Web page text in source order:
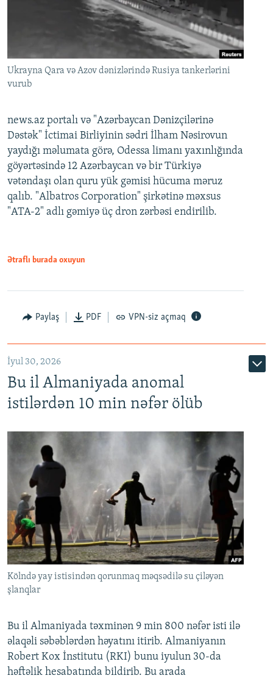
Ukrayna Qara və Azov dənizlərində Rusiya tankerlərini
vurub
news.az portalı və "Azərbaycan Dənizçilərinə
Dəstək" İctimai Birliyinin sədri İlham Nəsirovun
yaydığı məlumata görə, Odessa limanı yaxınlığında
göyərtəsində 12 Azərbaycan və bir Türkiyə
vətəndaşı olan quru yük gəmisi hücuma məruz
qalıb. "Albatros Corporation" şirkətinə məxsus
"ATA-2" adlı gəmiyə üç dron zərbəsi endirilib.
Ətraflı burada oxuyun
Paylaş PDF VPN-siz açmaq
İyul 30, 2026
Bu il Almaniyada anomal
istilərdən 10 min nəfər ölüb
Kölndə yay istisindən qorunmaq məqsədilə su çiləyən
şlanqlar
Bu il Almaniyada təxminən 9 min 800 nəfər isti ilə
əlaqəli səbəblərdən həyatını itirib. Almaniyanın
Robert Kox İnstitutu (RKI) bunu iyulun 30-da
həftəlik hesabatında bildirib. Bu arada